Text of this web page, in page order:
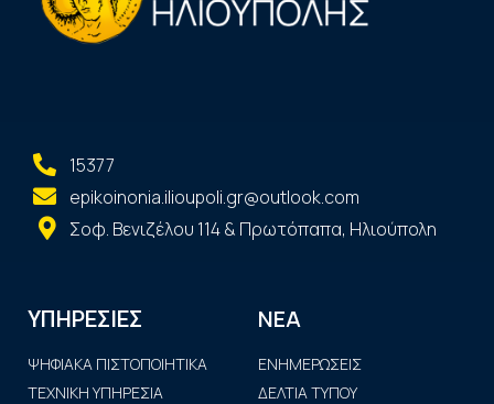
15377
epikoinonia.ilioupoli.gr@outlook.com
Σοφ. Βενιζέλου 114 & Πρωτόπαπα, Ηλιούπολη
ΥΠΗΡΕΣΙΕΣ
ΨΗΦΙΑΚΑ ΠΙΣΤΟΠΟΙΗΤΙΚΑ
ΤΕΧΝΙΚΗ ΥΠΗΡΕΣΙΑ
ΝΕΑ
ΕΝΗΜΕΡΩΣΕΙΣ
ΔΕΛΤΙΑ ΤΥΠΟΥ